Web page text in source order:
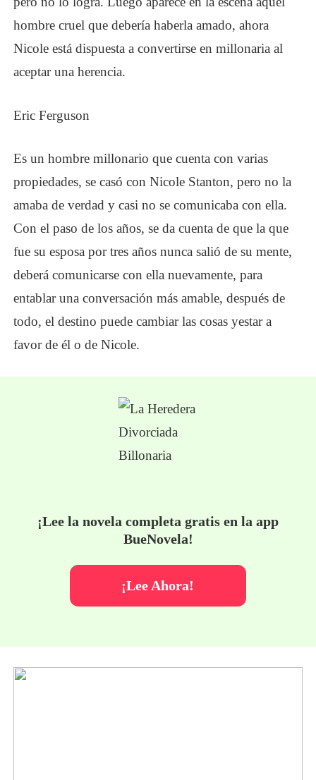
hombre cruel que debería haberla amado, ahora
Nicole está dispuesta a convertirse en millonaria al
aceptar una herencia.
Eric Ferguson
Es un hombre millonario que cuenta con varias
propiedades, se casó con Nicole Stanton, pero no la
amaba de verdad y casi no se comunicaba con ella.
Con el paso de los años, se da cuenta de que la que
fue su esposa por tres años nunca salió de su mente,
deberá comunicarse con ella nuevamente, para
entablar una conversación más amable, después de
todo, el destino puede cambiar las cosas yestar a
favor de él o de Nicole.
¡Lee la novela completa gratis en la app
BueNovela!
¡Lee Ahora!